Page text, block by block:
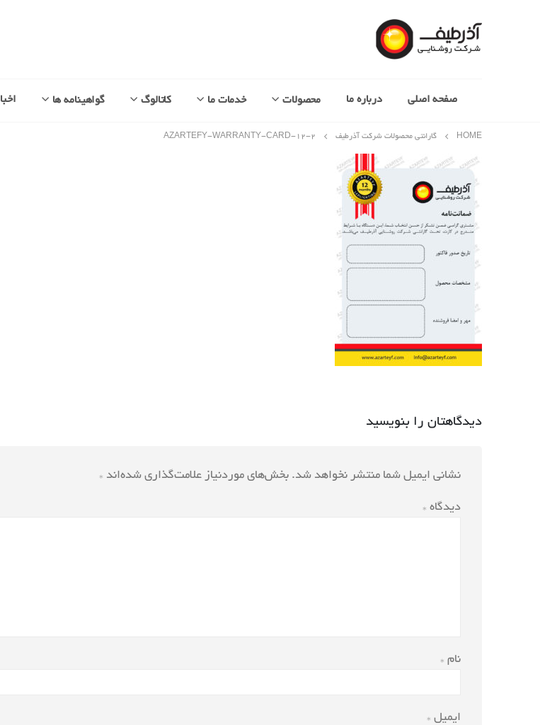
صفحه اصلی درباره ما محصولات خدمات ما کاتالوگ گواهینامه ها
HOME گارانتی محصولات شرکت آذرطیف AZARTEFY-WARRANTY-CARD-۱۲-۲
دیدگاهتان را بنویسید
نشانی ایمیل شما منتشر نخواهد شد. بخش‌های موردنیاز علامت‌گذاری شده‌اند *
دیدگاه *
نام *
ایمیل *